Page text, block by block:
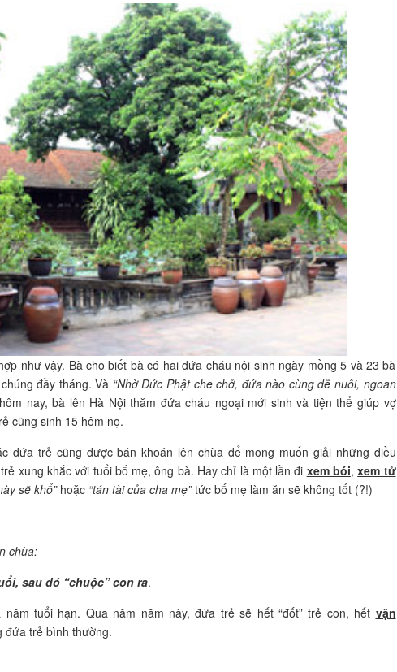
như vậy. Bà cho biết bà có hai đứa cháu nội sinh ngày mồng 5 và 23 bà
đầy tháng. Và “Nhờ Đức Phật che chở, đứa nào cùng dễ nuôi, ngoan
nay, bà lên Hà Nội thăm đứa cháu ngoại mới sinh và tiện thể giúp vợ
cũng sinh 15 hôm nọ.
đứa trẻ cũng được bán khoán lên chùa để mong muốn giải những điều
xung khắc với tuổi bố mẹ, ông bà. Hay chỉ là một lần đi xem bói,xem tử
sẽ khổ”hoặc “tán tài của cha mẹ”tức bố mẹ làm ăn sẽ không tốt (?!)
chùa:
sau đó “chuộc” con ra.
tuổi hạn. Qua năm năm này, đứa trẻ sẽ hết “đốt” trẻ con, hết vận
đứa trẻ bình thường.